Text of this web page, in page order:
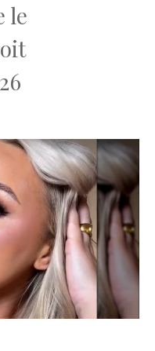
le